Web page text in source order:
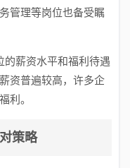
管理等岗位也备受瞩
的薪资水平和福利待遇
资普遍较高，许多企
利。
策略